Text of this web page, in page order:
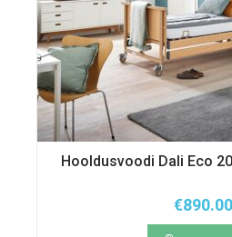
Hooldusvoodi Dali Eco
€890.00